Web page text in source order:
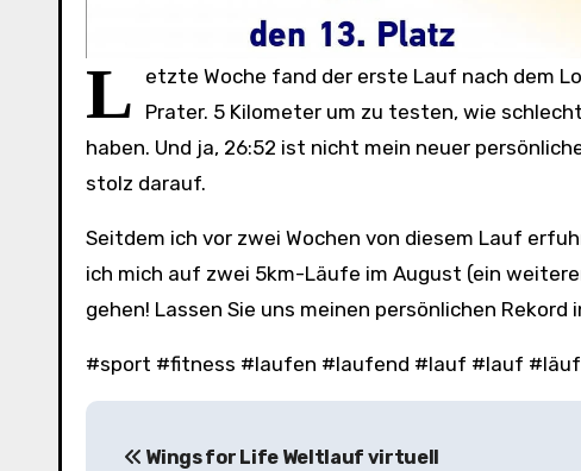
L
etzte Woche fand der erste Lauf nach dem
Prater. 5 Kilometer um zu testen, wie
haben. Und ja, 26:52 ist nicht mein neuer
stolz darauf.
Seitdem ich vor zwei Wochen von diesem Lauf
ich mich auf zwei 5km-Läufe im August (ein
gehen! Lassen Sie uns meinen persönlichen Rekord
#sport #fitness #laufen #laufend #lauf #lauf
B
Wings for Life Weltlauf virtuell